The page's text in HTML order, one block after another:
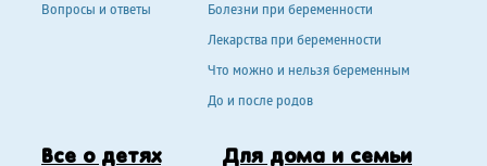
Вопросы и ответы
Болезни при беременности
Лекарства при беременности
Что можно и нельзя беременным
До и после родов
Все о детях Для дома и семьи